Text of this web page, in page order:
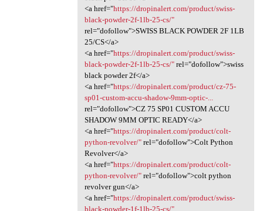
<a href="https://dropinalert.com/product/swiss-
black-powder-2f-1lb-25-cs/"
rel="dofollow">SWISS BLACK POWDER 2F 1LB
25/CS</a>
<a href="https://dropinalert.com/product/swiss-
black-powder-2f-1lb-25-cs/"rel="dofollow">swiss
black powder 2f</a>
<a href="https://dropinalert.com/product/cz-75-
sp01-custom-accu-shadow-9mm-optic-...
rel="dofollow">CZ 75 SP01 CUSTOM ACCU
SHADOW 9MM OPTIC READY</a>
<a href="https://dropinalert.com/product/colt-
python-revolver/"rel="dofollow">Colt Python
Revolver</a>
<a href="https://dropinalert.com/product/colt-
python-revolver/"rel="dofollow">colt python
revolver gun</a>
<a href="https://dropinalert.com/product/swiss-
black-powder-1f-1lb-25-cs/"